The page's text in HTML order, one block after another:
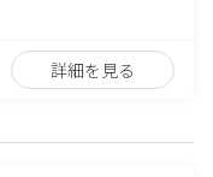
詳細を見る